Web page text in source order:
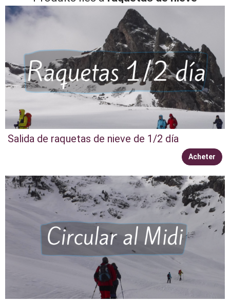
Salida de raquetas de nieve de 1/2 día
Acheter